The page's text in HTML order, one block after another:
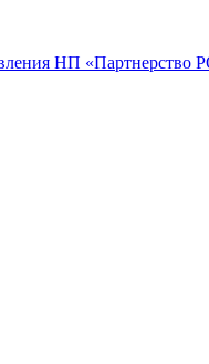
НП «Партнерство